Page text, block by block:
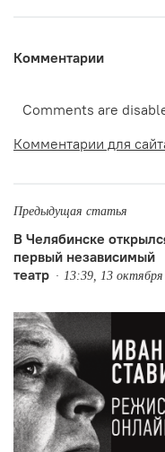
Комментарии
Comments are
Комментарии для
Предыдущая статья
В Челябинске
первый независимый
театр
13:39, 13 октября